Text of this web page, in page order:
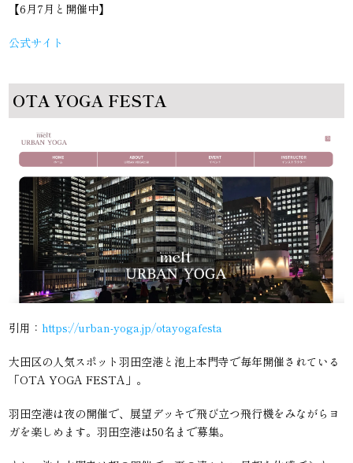
【6月7月と開催中】
公式サイト
OTA YOGA FESTA
引用：https://urban-yoga.jp/otayogafesta
大田区の人気スポット羽田空港と池上本門寺で毎年開催されている
「OTA YOGA FESTA」。
羽田空港は夜の開催で、展望デッキで飛び立つ飛行機をみながらヨ
ガを楽しめます。羽田空港は50名まで募集。